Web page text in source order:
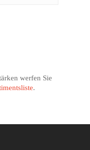
werfen Sie
.